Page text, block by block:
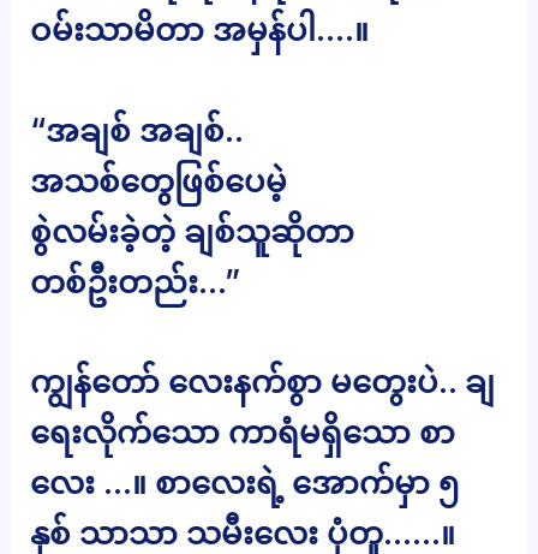
ဝမ်းသာမိတာ အမှန်ပါ….။
“အချစ် အချစ်..
အသစ်တွေဖြစ်ပေမဲ့
စွဲလမ်းခဲ့တဲ့ ချစ်သူဆိုတာ
တစ်ဦးတည်း…”
ကျွန်တော် လေးနက်စွာ မတွေးပဲ.. ချ
ရေးလိုက်သော ကာရံမရှိသော စာ
လေး …။ စာလေးရဲ့ အောက်မှာ ၅
နှစ် သာသာ သမီးလေး ပုံတူ……။